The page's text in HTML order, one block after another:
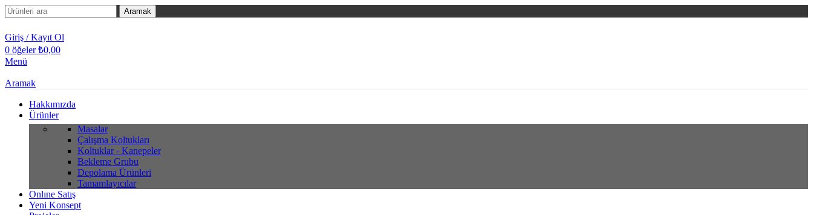
Aramak
Giriş / Kayıt Ol
0 öğeler ₺0,00
Menü
Aramak
Hakkımızda
Ürünler
Masalar
Çalışma Koltukları
Koltuklar - Kanepeler
Bekleme Grubu
Depolama Ürünleri
Tamamlayıcılar
Onlıne Satış
Yeni Konsept